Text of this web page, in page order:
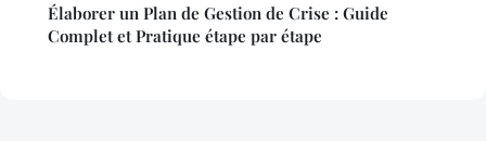
Élaborer un Plan de Gestion de Crise : Guide
Complet et Pratique étape par étape